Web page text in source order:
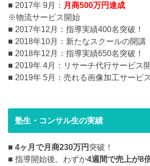
■ 2017年 9月： 月商500万円達成
※物流サービス開始
■ 2017年12月：指導実績400名突破！
■ 2018年10月：新たなスクールの開講
■ 2018年12月：指導実績650名突破！
■ 2019年 4月：リサーチ代行サービス
■ 2019年 5月：売れる画像加工サービ
塾生・コンサル生の実績
■4ヶ月で月商230万円 突破！
■ 指導開始後、わずか4週間で売上が8